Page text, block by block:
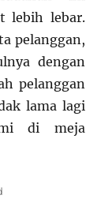
lebih lebar.
pelanggan,
dengan
pelanggan
lama lagi
di meja